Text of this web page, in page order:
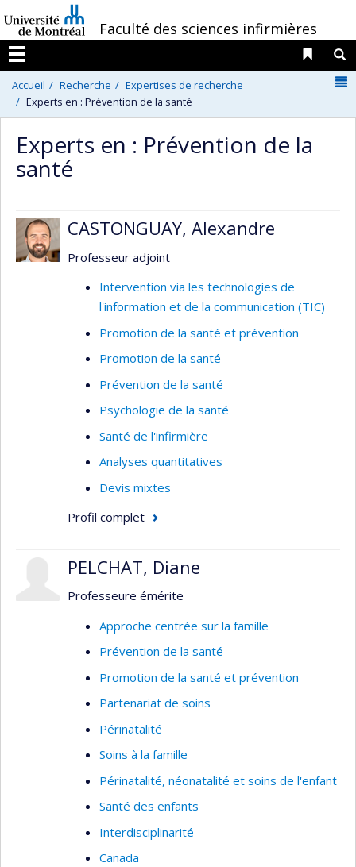
au
contenu
/Faculté des sciences infirmières
Menu
Liens
Accueil Recherche
Expertises de recherche
Experts en : Prévention de la santé
Experts en : Prévention de la
santé
CASTONGUAY, Alexandre
Professeur adjoint
Intervention via les technologies de
l'information et de la communication (TIC)
Promotion de la santé et prévention
Promotion de la santé
Prévention de la santé
Psychologie de la santé
Santé de l'infirmière
Analyses quantitatives
Devis mixtes
Profil complet
PELCHAT, Diane
Professeure émérite
Approche centrée sur la famille
Prévention de la santé
Promotion de la santé et prévention
Partenariat de soins
Périnatalité
Soins à la famille
Périnatalité, néonatalité et soins de l'enfant
Santé des enfants
Interdisciplinarité
Canada